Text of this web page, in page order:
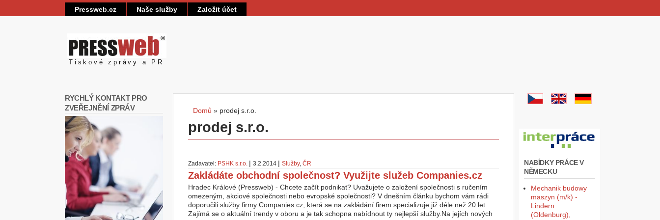
Pressweb.cz Naše služby Založit účet
Pressweb
Tiskové zprávy a PR
Jste zde
Domů » prodej s.r.o.
prodej s.r.o.
Zadavatel: PSHK s.r.o. | 3.2.2014 | Služby, ČR
Zakládáte obchodní společnost? Využijte služeb Companies.cz
Hradec Králové (Pressweb) - Chcete začít podnikat? Uvažujete o založení společnosti s ručením
omezeným, akciové společnosti nebo evropské společnosti? V dnešním článku bychom vám rádi
doporučili služby firmy Companies.cz, která se na zakládání firem specializuje již déle než 20 let.
Zajímá se o aktuální trendy v oboru a je tak schopna nabídnout ty nejlepší služby.Na jejích nových
RYCHLÝ KONTAKT PRO
ZVEŘEJNĚNÍ ZPRÁV
NABÍDKY PRÁCE V
NĚMECKU
Mechanik budowy
maszyn (m/k) -
Lindern
(Oldenburg),